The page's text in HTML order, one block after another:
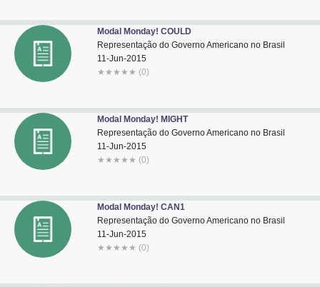
Modal Monday! COULD
Representação do Governo Americano no Brasil
11-Jun-2015
★ ★ ★ ★ ★ (0)
Modal Monday! MIGHT
Representação do Governo Americano no Brasil
11-Jun-2015
★ ★ ★ ★ ★ (0)
Modal Monday! CAN1
Representação do Governo Americano no Brasil
11-Jun-2015
★ ★ ★ ★ ★ (0)